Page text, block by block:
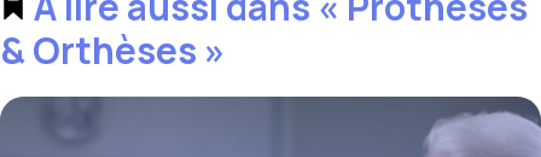
& Orthèses »